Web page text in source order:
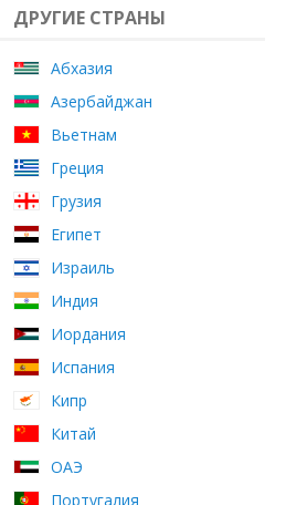
ДРУГИЕ СТРАНЫ
Абхазия
Азербайджан
Вьетнам
Греция
Грузия
Египет
Израиль
Индия
Иордания
Испания
Кипр
Китай
ОАЭ
Португалия